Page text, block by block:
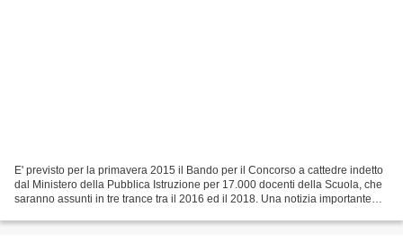
E' previsto per la primavera 2015 il Bando per il Concorso a cattedre indetto
dal Ministero della Pubblica Istruzione per 17.000 docenti della Scuola, che
saranno assunti in tre trance tra il 2016 ed il 2018. Una notizia importante